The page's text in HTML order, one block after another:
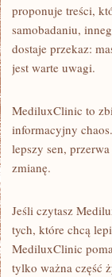
proponuje treści,
samobadaniu,
dostaje przekaz:
jest warte uwagi.
MediluxClinic to
informacyjny
lepszy sen,
zmianę.
Jeśli czytasz
tych, które chcą
MediluxClinic
tylko ważna część